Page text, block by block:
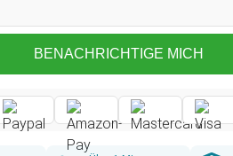
BENACHRICHTIGE MICH